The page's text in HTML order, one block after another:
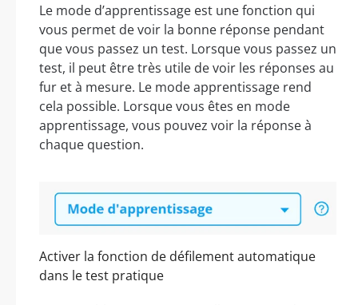
Le mode d’apprentissage est une fonction qui
vous permet de voir la bonne réponse pendant
que vous passez un test. Lorsque vous passez un
test, il peut être très utile de voir les réponses au
fur et à mesure. Le mode apprentissage rend
cela possible. Lorsque vous êtes en mode
apprentissage, vous pouvez voir la réponse à
chaque question.
Activer la fonction de défilement automatique
dans le test pratique